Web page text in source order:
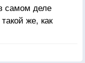
самом деле
же, как